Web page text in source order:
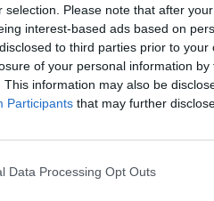
selection. Please note that after
interest-based ads based on
to third parties prior to
of your personal information
This information may also be
Participants that may further
Data Processing Opt Outs
που κάνουν χρήση του